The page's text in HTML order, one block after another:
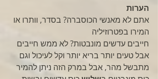
הערות
אתם לא מאנשי הכוסברה? בסדר, וותרו או
המירו בפטרוזיליה
חייבים עדשים מונבטות? לא ממש חייבים
אבל טעים יותר בריא יותר וקל לעיכול וגם
מתבשל מהר, אבל במרק הזה ניתן להמיר